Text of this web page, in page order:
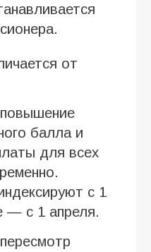
от
балла и
для всех
с 1
— с 1 апреля.